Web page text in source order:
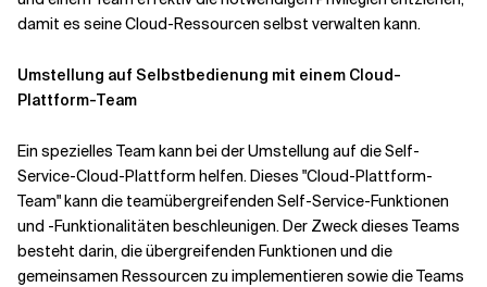
damit es seine Cloud-Ressourcen selbst verwalten kann.
Umstellung auf Selbstbedienung mit einem Cloud-
Plattform-Team
Ein spezielles Team kann bei der Umstellung auf die Self-
Service-Cloud-Plattform helfen. Dieses "Cloud-Plattform-
Team" kann die teamübergreifenden Self-Service-Funktionen
und -Funktionalitäten beschleunigen. Der Zweck dieses Teams
besteht darin, die übergreifenden Funktionen und die
gemeinsamen Ressourcen zu implementieren sowie die Teams